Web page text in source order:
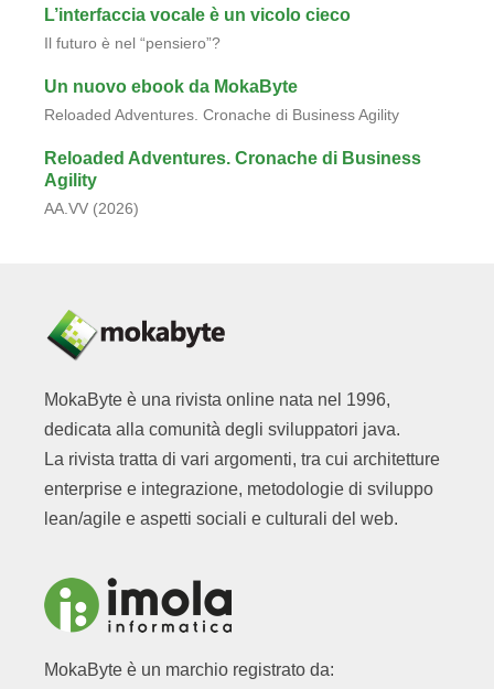
L’interfaccia vocale è un vicolo cieco
Il futuro è nel “pensiero”?
Un nuovo ebook da MokaByte
Reloaded Adventures. Cronache di Business Agility
Reloaded Adventures. Cronache di Business
Agility
AA.VV (2026)
MokaByte è una rivista online nata nel 1996,
dedicata alla comunità degli sviluppatori java.
La rivista tratta di vari argomenti, tra cui architetture
enterprise e integrazione, metodologie di sviluppo
lean/agile e aspetti sociali e culturali del web.
MokaByte è un marchio registrato da: